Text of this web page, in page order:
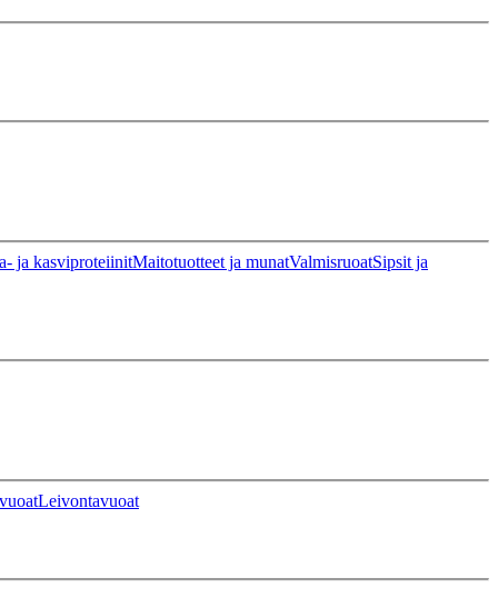
ja kasviproteiinitMaitotuotteet ja munatValmisruoatSipsit ja
Leivontavuoat